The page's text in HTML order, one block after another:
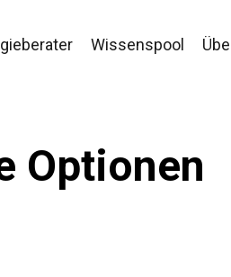
Wissenspool
Optionen